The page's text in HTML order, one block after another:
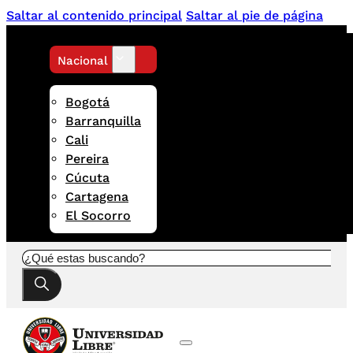
Saltar al contenido principal Saltar al pie de página
Nacional
Bogotá
Barranquilla
Cali
Pereira
Cúcuta
Cartagena
El Socorro
Buscar